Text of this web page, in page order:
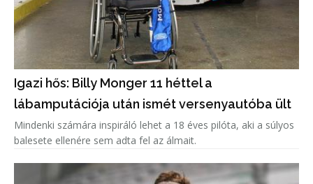
Igazi hős: Billy Monger 11 héttel a
lábamputációja után ismét versenyautóba ült
Mindenki számára inspiráló lehet a 18 éves pilóta, aki a súlyos
balesete ellenére sem adta fel az álmait.